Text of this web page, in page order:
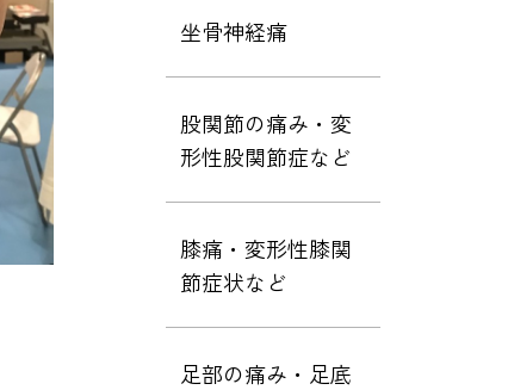
坐骨神経痛
股関節の痛み・変
形性股関節症など
膝痛・変形性膝関
節症状など
足部の痛み・足底